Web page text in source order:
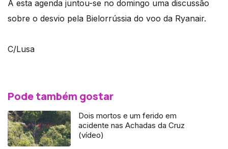
A esta agenda juntou-se no domingo uma discussão
sobre o desvio pela Bielorrússia do voo da Ryanair.
C/Lusa
Pode também gostar
Dois mortos e um ferido em
acidente nas Achadas da Cruz
(vídeo)